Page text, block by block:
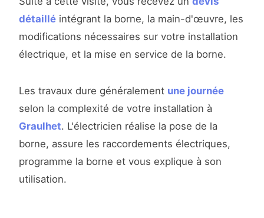
détaillé intégrant la borne, la main-d'œuvre, les
modifications nécessaires sur votre installation
électrique, et la mise en service de la borne.
Les travaux dure généralement une journée
selon la complexité de votre installation à
Graulhet. L'électricien réalise la pose de la
borne, assure les raccordements électriques,
programme la borne et vous explique à son
utilisation.